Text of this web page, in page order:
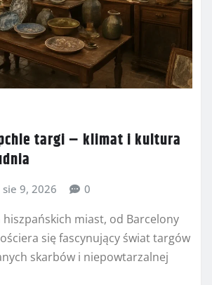
targi – klimat i kultura
sie 9, 2026 0
hiszpańskich miast, od Barcelony
się fascynujący świat targów
skarbów i niepowtarzalnej